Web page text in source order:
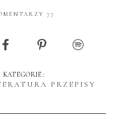
77
KATEGORIE :
PRZEPISY